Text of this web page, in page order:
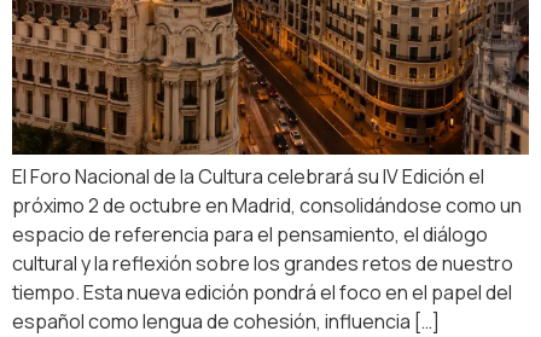
El Foro Nacional de la Cultura celebrará su IV Edición el
próximo 2 de octubre en Madrid, consolidándose como un
espacio de referencia para el pensamiento, el diálogo
cultural y la reflexión sobre los grandes retos de nuestro
tiempo. Esta nueva edición pondrá el foco en el papel del
español como lengua de cohesión, influencia […]